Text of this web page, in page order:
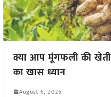
क्या आप मूंगफली की
का खास ध्यान
August 6, 2025